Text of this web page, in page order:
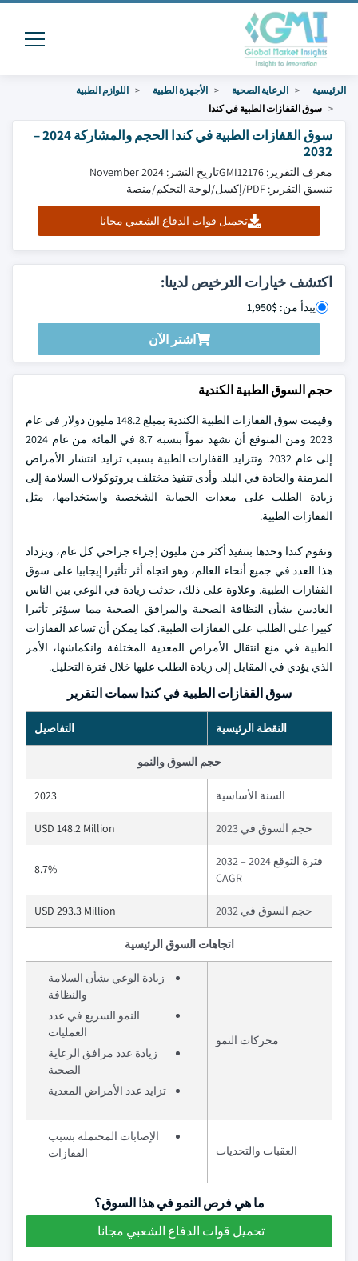
الرئيسية الرعاية الصحية الأجهزة الطبية
اللوازم الطبية
سوق القفازات الطبية في كندا
سوق القفازات الطبية في كندا الحجم والمشاركة 2024 –
2032
معرف التقرير: GMI12176
تاريخ النشر: November 2024
تنسيق التقرير: PDF/إكسل/لوحة التحكم/منصة
تحميل قوات الدفاع الشعبي مجانا
اكتشف خيارات الترخيص لدينا:
يبدأ من: $1,950
اشتر الآن
حجم السوق الطبية الكندية
وقيمت سوق القفازات الطبية الكندية بمبلغ 148.2 مليون دولار في عام
2023 ومن المتوقع أن تشهد نمواً بنسبة 8.7 في المائة من عام 2024
إلى عام 2032. وتتزايد القفازات الطبية بسبب تزايد انتشار الأمراض
المزمنة والحادة في البلد. وأدى تنفيذ مختلف بروتوكولات السلامة إلى
زيادة الطلب على معدات الحماية الشخصية واستخدامها، مثل
القفازات الطبية.
وتقوم كندا وحدها بتنفيذ أكثر من مليون إجراء جراحي كل عام، ويزداد
هذا العدد في جميع أنحاء العالم، وهو اتجاه أثر تأثيرا إيجابيا على سوق
القفازات الطبية. وعلاوة على ذلك، حدثت زيادة في الوعي بين الناس
العاديين بشأن النظافة الصحية والمرافق الصحية مما سيؤثر تأثيرا
كبيرا على الطلب على القفازات الطبية. كما يمكن أن تساعد القفازات
الطبية في منع انتقال الأمراض المعدية المختلفة وانكماشها، الأمر
الذي يؤدي في المقابل إلى زيادة الطلب عليها خلال فترة التحليل.
سوق القفازات الطبية في كندا سمات التقرير
النقطة الرئيسية التفاصيل
حجم السوق والنمو
السنة الأساسية 2023
حجم السوق في 2023 USD 148.2 Million
فترة التوقع 2024 – 2032
CAGR
8.7%
حجم السوق في 2032 USD 293.3 Million
اتجاهات السوق الرئيسية
محركات النمو
زيادة الوعي بشأن السلامة
والنظافة
النمو السريع في عدد
العمليات
زيادة عدد مرافق الرعاية
الصحية
تزايد عدد الأمراض المعدية
العقبات والتحديات
الإصابات المحتملة بسبب
القفازات
ما هي فرص النمو في هذا السوق؟
تحميل قوات الدفاع الشعبي مجانا